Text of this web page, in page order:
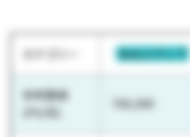
カテゴリー Webメディア
参考数値
(PV/月)
700,000